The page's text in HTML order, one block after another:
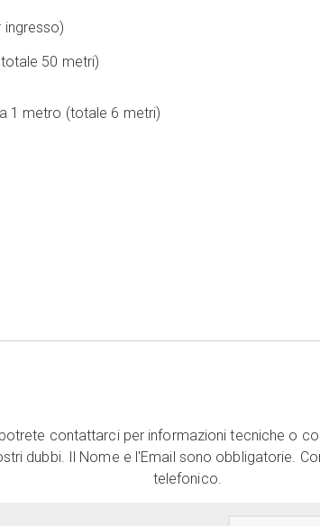
50 metri)
1 metro (totale 6 metri)
contattarci per informazioni tecniche o
dubbi. Il Nome e l'Email sono obbligatorie.
telefonico.